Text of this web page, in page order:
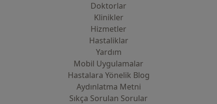
Doktorlar
Klinikler
Hizmetler
Hastaliklar
Yardım
Mobil Uygulamalar
Hastalara Yönelik Blog
Aydınlatma Metni
Sıkça Sorulan Sorular